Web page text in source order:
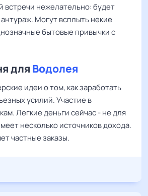
встречи нежелательно: будет
Могут всплыть некие
бытовые привычки с
для Водолея
идеи о том, как заработать
усилий. Участие в
Легкие деньги сейчас - не для
несколько источников дохода.
частные заказы.